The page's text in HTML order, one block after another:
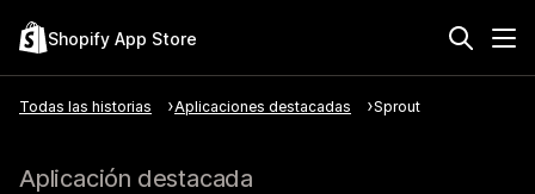
Shopify App Store
Todas las historias Aplicaciones destacadas Sprout
Aplicación destacada